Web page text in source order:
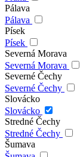
Pálava
Pálava
Písek
Písek
Severná Morava
Severná Morava
Severné Čechy
Severné Čechy
Slovácko
Slovácko
Stredné Čechy
Stredné Čechy
Šumava